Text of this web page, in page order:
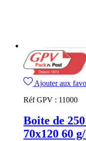
Ajouter aux
Réf GPV : 11000
Boite de
70x120 60